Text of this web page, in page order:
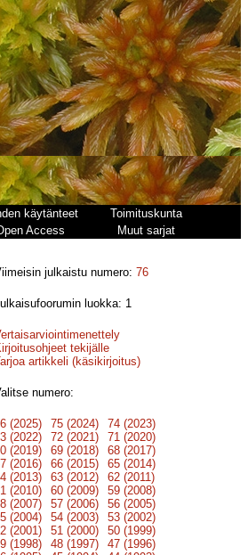
käytänteet
Toimituskunta
Access Muut sarjat
julkaistu numero:76
luokka: 1
tekijälle
artikkeli (käsikirjoitus)
numero:
(2025) 75 (2024)
74 (2023)
(2022)
72 (2021)
71 (2020)
(2019)
69 (2018)
68 (2017)
(2016)
66 (2015)
65 (2014)
(2013)
63 (2012)
62 (2011)
(2010)
60 (2009)
59 (2008)
(2007)
57 (2006)
56 (2005)
(2004)
54 (2003)
53 (2002)
(2001)
51 (2000)
50 (1999)
(1998)
48 (1997)
47 (1996)